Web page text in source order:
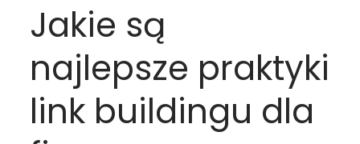
Jakie są
najlepsze praktyki
link buildingu dla